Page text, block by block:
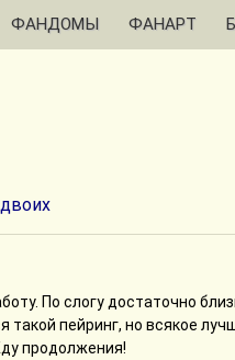
ФАНДОМЫ ФАНАРТ
По слогу достаточно
пейринг, но всякое
продолжения!